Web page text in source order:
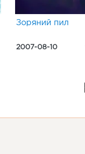
Зоряний пил
2007-08-10